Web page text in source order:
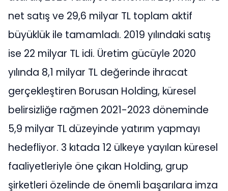
net satış ve 29,6 milyar TL toplam aktif
büyüklük ile tamamladı. 2019 yılındaki satış
ise 22 milyar TL idi. Üretim gücüyle 2020
yılında 8,1 milyar TL değerinde ihracat
gerçekleştiren Borusan Holding, küresel
belirsizliğe rağmen 2021-2023 döneminde
5,9 milyar TLdüzeyinde yatırım yapmayı
hedefliyor. 3 kıtada 12 ülkeye yayılan küresel
faaliyetleriyle öne çıkan Holding, grup
şirketleri özelinde de önemli başarılara imza